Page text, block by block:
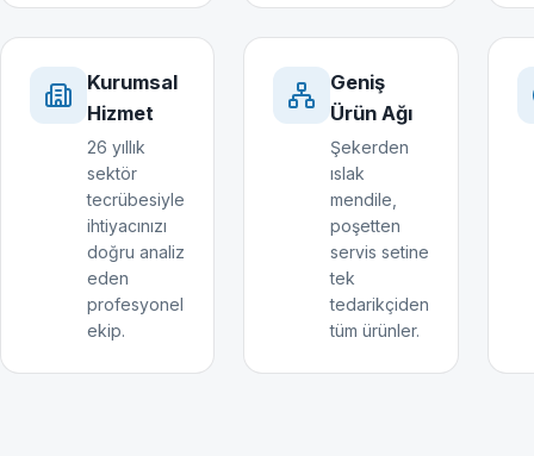
Kurumsal
Hizmet
26 yıllık
sektör
tecrübesiyle
ihtiyacınızı
doğru analiz
eden
profesyonel
ekip.
Geniş
Ürün Ağı
Şekerden
ıslak
mendile,
poşetten
servis setine
tek
tedarikçiden
tüm ürünler.